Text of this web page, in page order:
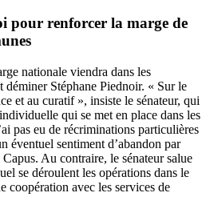
pour renforcer la marge de
nationale viendra dans les
déminer Stéphane Piednoir. « Sur le
et au curatif », insiste le sénateur, qui
qui se met en place dans les
pas eu de récriminations particulières
éventuel sentiment d’abandon par
Au contraire, le sénateur salue
se déroulent les opérations dans le
coopération avec les services de